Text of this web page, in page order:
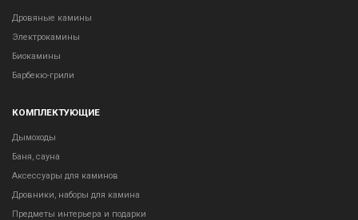
Дровяные камины
Электрокамины
Биокамины
Барбекю-грили
КОМПЛЕКТУЮЩИЕ
Дымоходы
Баня, сауна
Аксессуары для каминов
Дровники, наборы для камина
Предметы интерьера и подарки